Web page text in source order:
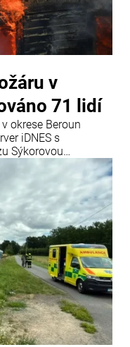
v
71 lidí
okrese Beroun
iDNES s
Sýkorovou